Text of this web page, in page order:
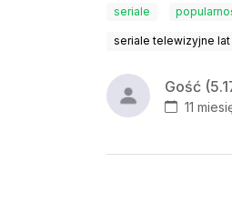
seriale
seriale telewizyjne lat
Gość
11